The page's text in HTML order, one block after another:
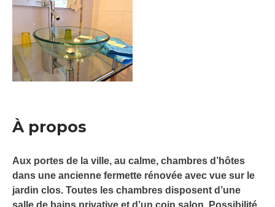
À propos
Aux portes de la ville, au calme, chambres d’hôtes
dans une ancienne fermette rénovée avec vue sur le
jardin clos. Toutes les chambres disposent d’une